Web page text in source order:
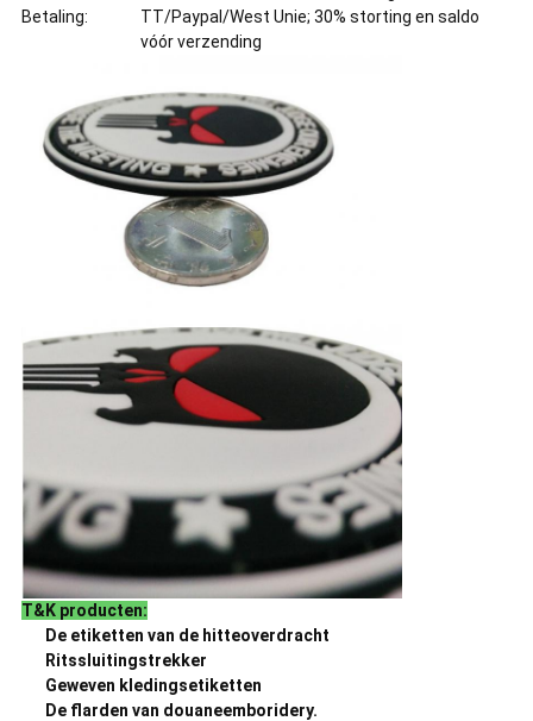
Betaling:
TT/Paypal/West Unie; 30% storting en saldo
vóór verzending
T&K producten:
De etiketten van de hitteoverdracht
Ritssluitingstrekker
Geweven kledingsetiketten
De flarden van douaneemboridery.